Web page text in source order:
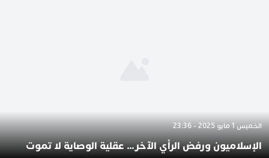
الخميس 1 مايو 2025 - 23:36
الإسلاميون ورفض الرأي الآخر… عقلية الوصاية لا تموت